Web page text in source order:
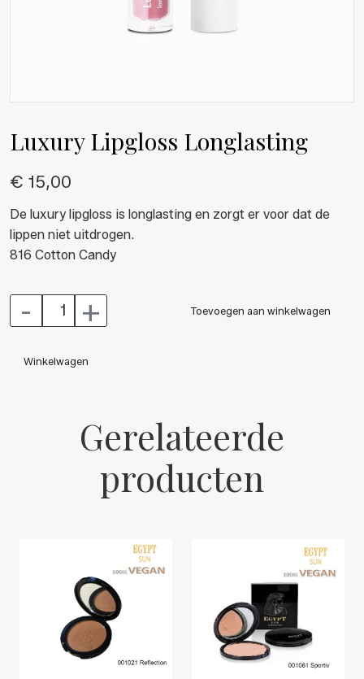
Luxury Lipgloss Longlasting
€ 15,00
De luxury lipgloss is longlasting en zorgt er voor dat de
lippen niet uitdrogen.
816 Cotton Candy
- + Toevoegen aan winkelwagen
Winkelwagen
Gerelateerde
producten